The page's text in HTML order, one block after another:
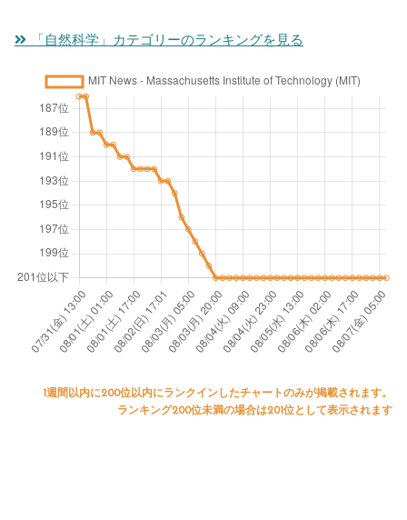
「自然科学」カテゴリーのランキングを見る
1週間以内に200位以内にランクインしたチャートのみが掲載されます。
ランキング200位未満の場合は201位として表示されます